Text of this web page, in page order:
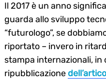
Il 2017 è un anno
guarda allo sviluppo
“futurologo”, se
riportato – invero in
stampa internazionali, in
ripubblicazione